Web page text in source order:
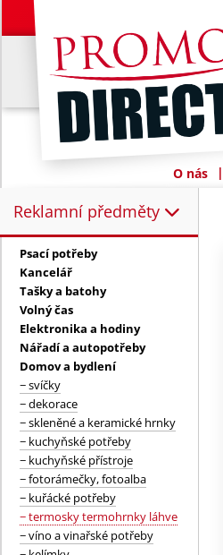
O nás |
Reklamní předměty
Reklamní předměty:
Psací potřeby
Kancelář
Tašky a batohy
Volný čas
Elektronika a hodiny
Nářadí a autopotřeby
Domov a bydlení
− svíčky
− dekorace
− skleněné a keramické hrnky
− kuchyňské potřeby
− kuchyňské přístroje
− fotorámečky, fotoalba
− kuřácké potřeby
− termosky termohrnky láhve
− víno a vinařské potřeby